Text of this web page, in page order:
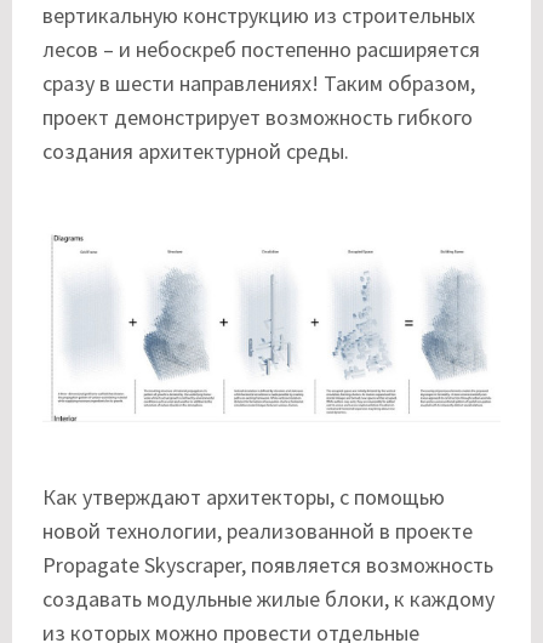
вертикальную конструкцию из строительных
лесов – и небоскреб постепенно расширяется
сразу в шести направлениях! Таким образом,
проект демонстрирует возможность гибкого
создания архитектурной среды.
Как утверждают архитекторы, с помощью
новой технологии, реализованной в проекте
Propagate Skyscraper, появляется возможность
создавать модульные жилые блоки, к каждому
из которых можно провести отдельные